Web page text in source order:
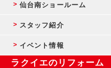
仙台南ショールーム
スタッフ紹介
イベント情報
ラクイエのリフォーム